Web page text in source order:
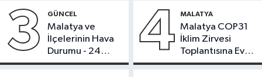
3 GÜNCEL
Malatya ve
İlçelerinin Hava
Durumu - 24
Temmuz 2026
4 MALATYA
Malatya COP31
İklim Zirvesi
Toplantısına Ev
Sahipliği Yaptı